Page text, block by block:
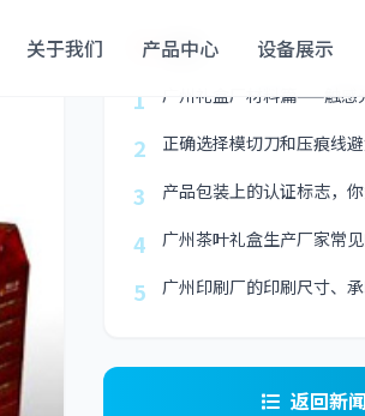
关于我们 产品中心 设备展示
最新
1
广州礼盒厂材料篇——触感
2 正确选择模切刀和压痕线
3 产品包装上的认证标志，你
4 广州茶叶礼盒生产厂家常
5 广州印刷厂的印刷尺寸、承
返回新